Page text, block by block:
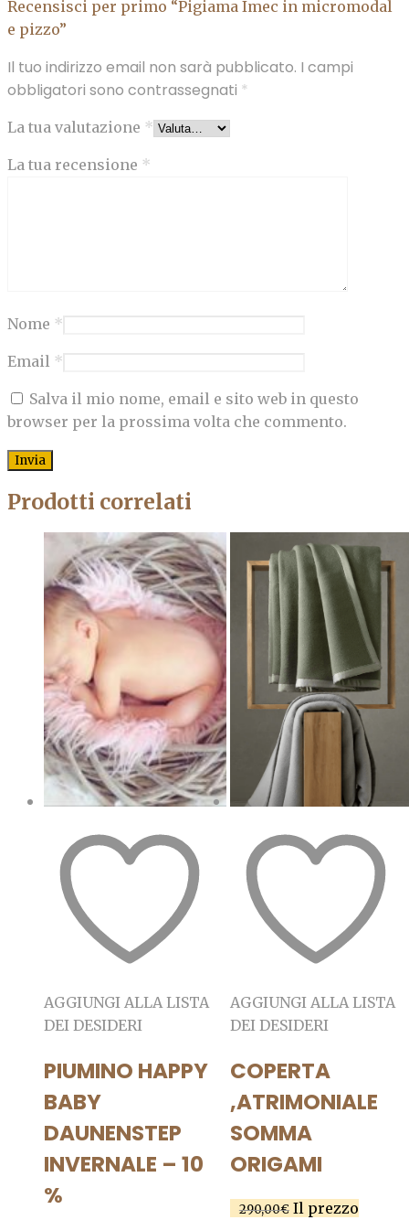
Recensisci per primo “Pigiama Imec in micromodal
e pizzo”
Il tuo indirizzo email non sarà pubblicato. I campi
obbligatori sono contrassegnati *
La tua valutazione *
La tua recensione *
Nome *
Email *
Salva il mio nome, email e sito web in questo
browser per la prossima volta che commento.
Prodotti correlati
AGGIUNGI ALLA LISTA
DEI DESIDERI
PIUMINO HAPPY
BABY
DAUNENSTEP
INVERNALE – 10
%
AGGIUNGI ALLA LISTA
DEI DESIDERI
COPERTA
,ATRIMONIALE
SOMMA
ORIGAMI
290,00€ Il prezzo